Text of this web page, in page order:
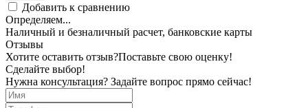
Добавить к сравнению
Определяем...
Наличный и безналичный расчет, банковские карты
Отзывы
Хотите оставить отзыв?Поставьте свою оценку!
Сделайте выбор!
Нужна консультация? Задайте вопрос прямо сейчас!